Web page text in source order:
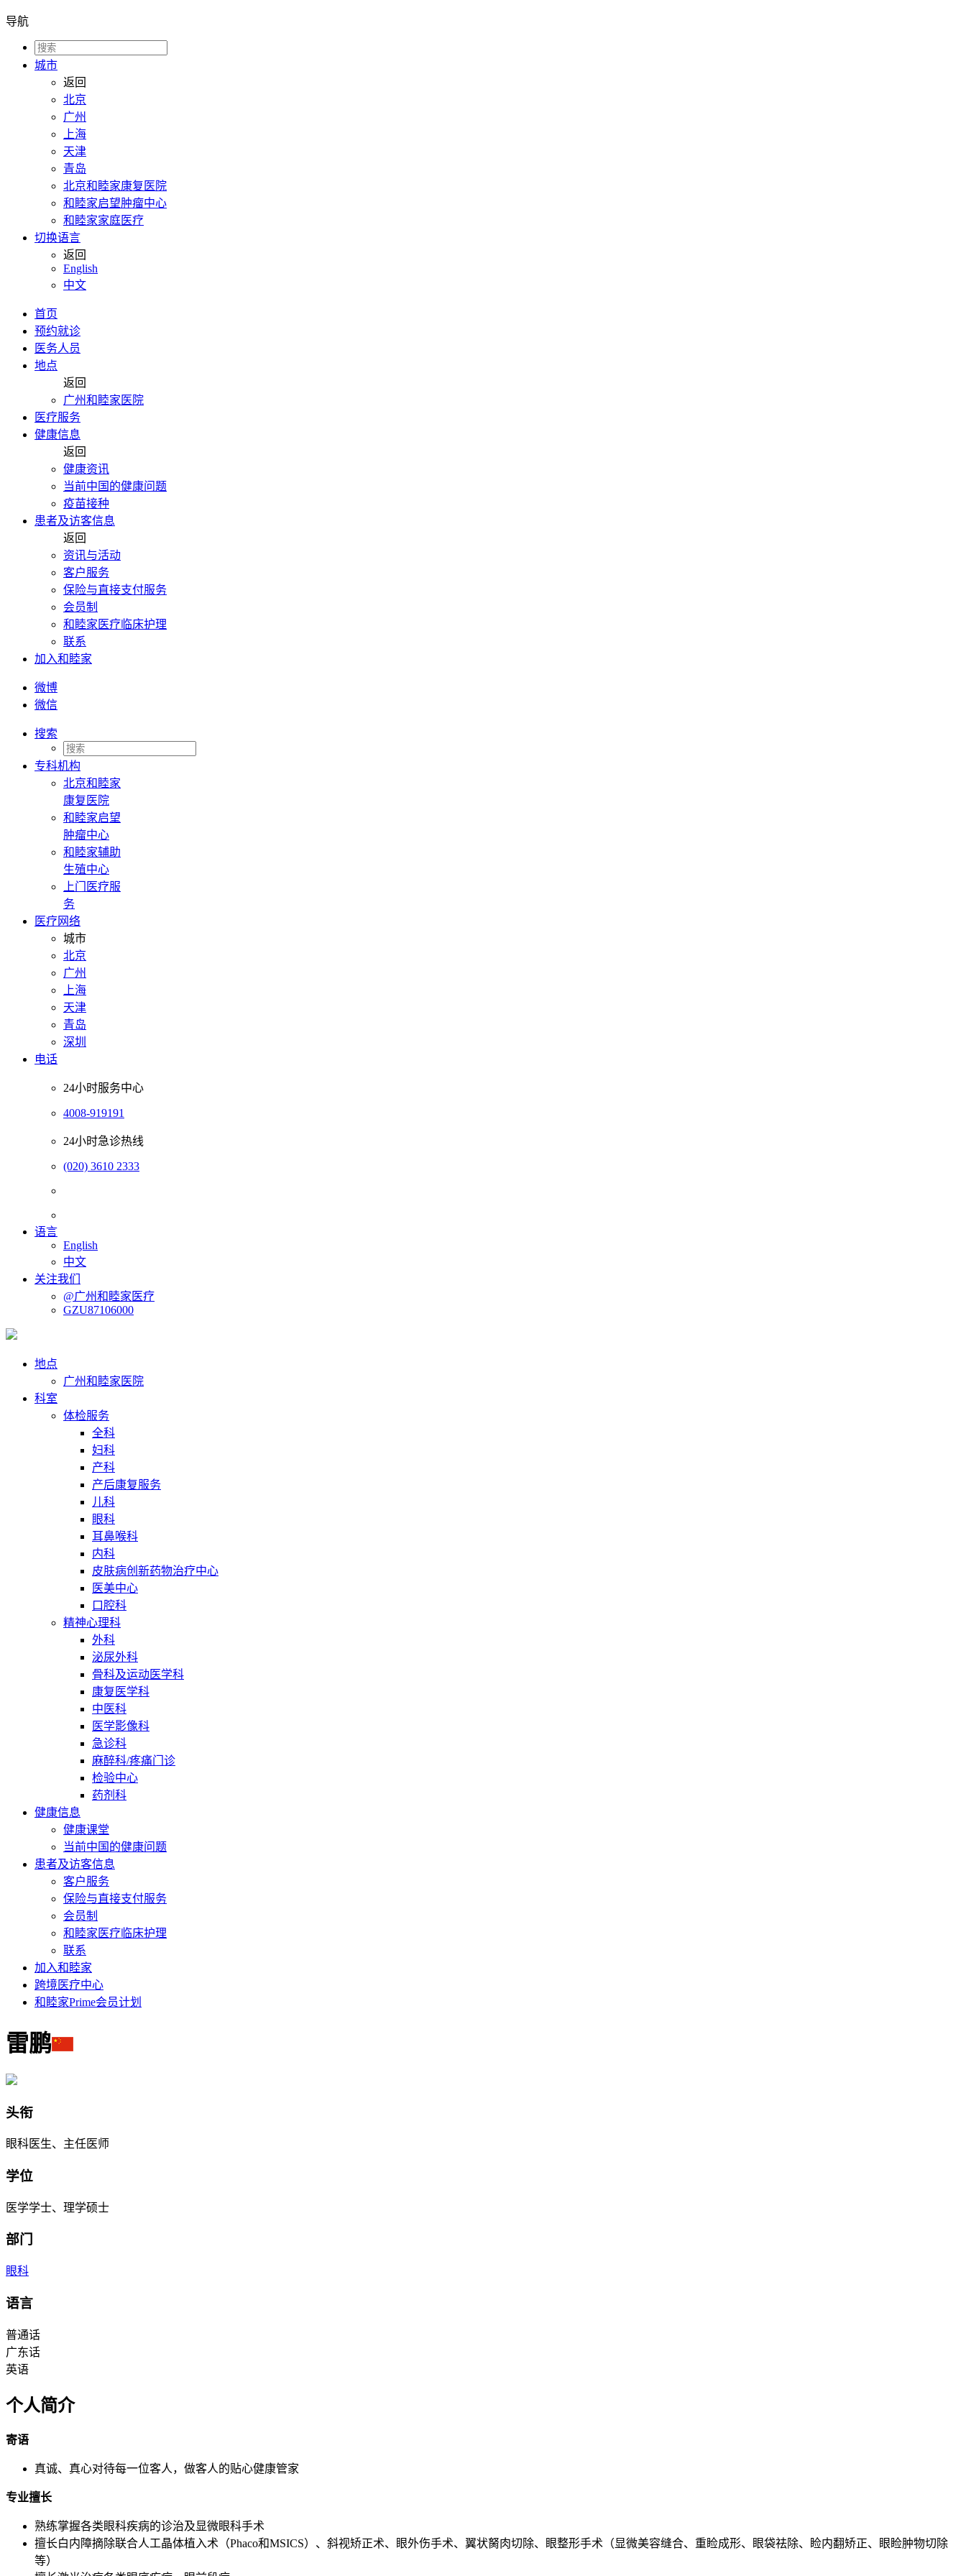
导航
城市
返回
北京
广州
上海
天津
青岛
北京和睦家康复医院
和睦家启望肿瘤中心
和睦家家庭医疗
切换语言
返回
English
中文
首页
预约就诊
医务人员
地点
返回
广州和睦家医院
医疗服务
健康信息
返回
健康资讯
当前中国的健康问题
疫苗接种
患者及访客信息
返回
资讯与活动
客户服务
保险与直接支付服务
会员制
和睦家医疗临床护理
联系
加入和睦家
微博
微信
搜索
专科机构
北京和睦家
康复医院
和睦家启望
肿瘤中心
和睦家辅助
生殖中心
上门医疗服
务
医疗网络
城市
北京
广州
上海
天津
青岛
深圳
电话
24小时服务中心
4008-919191
24小时急诊热线
(020) 3610 2333
语言
English
中文
关注我们
@广州和睦家医疗
GZU87106000
地点
广州和睦家医院
科室
体检服务
全科
妇科
产科
产后康复服务
儿科
眼科
耳鼻喉科
内科
皮肤病创新药物治疗中心
医美中心
口腔科
精神心理科
外科
泌尿外科
骨科及运动医学科
康复医学科
中医科
医学影像科
急诊科
麻醉科/疼痛门诊
检验中心
药剂科
健康信息
健康课堂
当前中国的健康问题
患者及访客信息
客户服务
保险与直接支付服务
会员制
和睦家医疗临床护理
联系
加入和睦家
跨境医疗中心
和睦家Prime会员计划
雷鹏
头衔
眼科医生、主任医师
学位
医学学士、理学硕士
部门
眼科
语言
普通话
广东话
英语
个人简介
寄语
真诚、真心对待每一位客人，做客人的贴心健康管家
专业擅长
熟练掌握各类眼科疾病的诊治及显微眼科手术
擅长白内障摘除联合人工晶体植入术（Phaco和MSICS）、斜视矫正术、眼外伤手术、翼状胬肉切除、眼整形手术（显微美容缝合、重睑成形、眼袋祛除、睑内翻矫正、眼睑肿物切除
等）